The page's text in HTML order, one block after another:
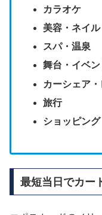
カラオケ
美容・ネイル
スパ・温泉
舞台・イベン
カーシェア
旅行
ショッピング
最短当日でカー